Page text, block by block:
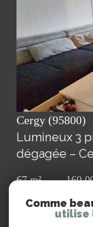
Cergy (95800)
Lumineux 3
dégagée –
67 m² - 160
Comme
utilise